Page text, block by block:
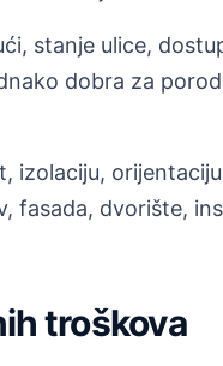
stanje ulice,
dobra za
izolaciju,
fasada, dvorište,
troškova